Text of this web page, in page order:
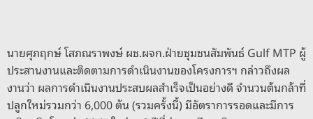
นายศุภฤกษ์ โสภณราพงษ์ ผช.ผจก.ฝ่ายชุมชนสัมพันธ์ Gulf MTP ผู้
ประสานงานและติดตามการดำเนินงานของโครงการฯ กล่าวถึงผล
งานว่า ผลการดำเนินงานประสบผลสำเร็จเป็นอย่างดี จำนวนต้นกล้าที่
ปลูกใหม่รวมกว่า 6,000 ต้น (รวมครั้งนี้) มีอัตราการรอดและมีการ